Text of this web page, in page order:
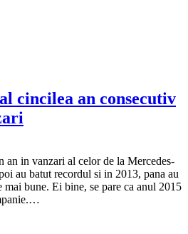
cincilea an consecutiv
an in vanzari al celor de la Mercedes-
au batut recordul si in 2013, pana au
bune. Ei bine, se pare ca anul 2015